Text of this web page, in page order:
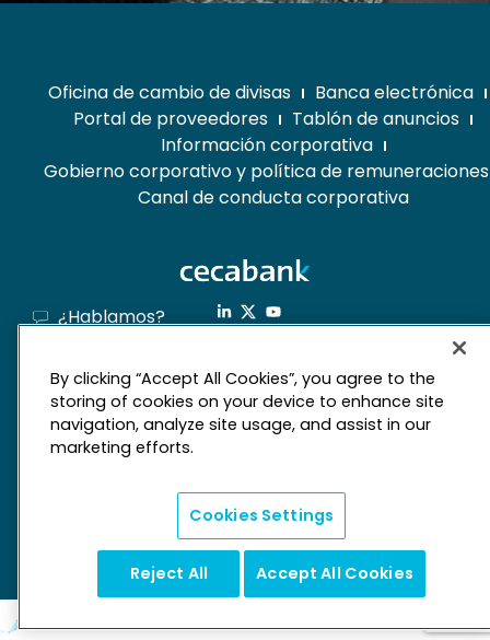
Oficina de cambio de divisas
Banca electrónica
Portal de proveedores
Tablón de anuncios
Información corporativa
Gobierno corporativo y política de remuneraciones
Canal de conducta corporativa
¿Hablamos?
mapa web
Política de cookies
By clicking “Accept All Cookies”, you agree to the
storing of cookies on your device to enhance site
navigation, analyze site usage, and assist in our
marketing efforts.
Cookies Settings
Reject All Accept All Cookies